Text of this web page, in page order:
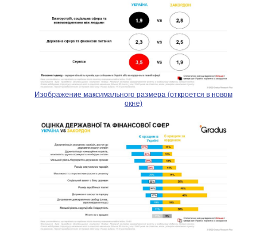
Изображение максимального размера (откроется в новом
окне)